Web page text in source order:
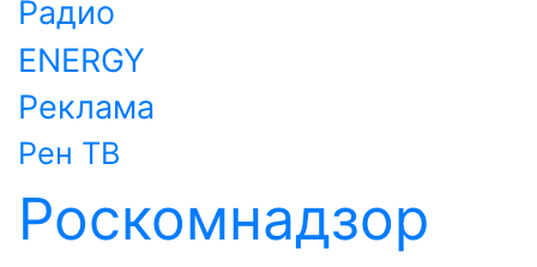
Радио
ENERGY
Реклама
Рен ТВ
Роскомнадзор